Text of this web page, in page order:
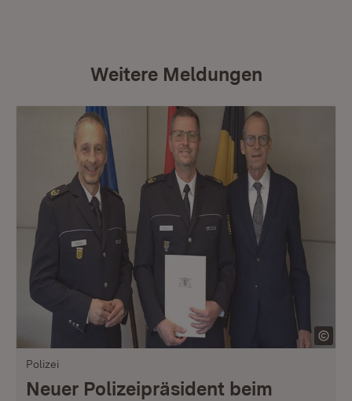
Weitere Meldungen
Polizei
Neuer Polizeipräsident beim